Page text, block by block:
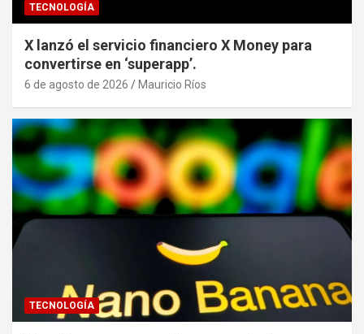
TECNOLOGÍA
X lanzó el servicio financiero X Money para
convertirse en ‘superapp’.
6 de agosto de 2026 Mauricio Ríos
TECNOLOGÍA